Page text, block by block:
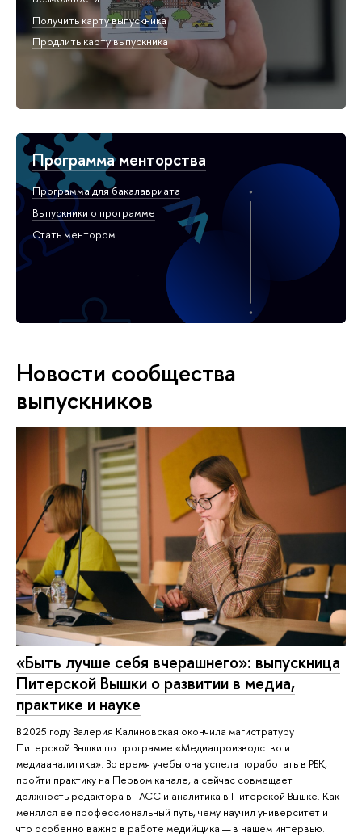
Получить карту выпускника
Продлить карту выпускника
Программа менторства
Программа для бакалавриата
Выпускники о программе
Стать ментором
Новости сообщества
выпускников
«Быть лучше себя вчерашнего»: выпускница
Питерской Вышки о развитии в медиа,
практике и науке
В 2025 году Валерия Калиновская окончила магистратуру
Питерской Вышки по программе «Медиапроизводство и
медиааналитика». Во время учебы она успела поработать в РБК,
пройти практику на Первом канале, а сейчас совмещает
должность редактора в ТАСС и аналитика в Питерской Вышке. Как
менялся ее профессиональный путь, чему научил университет и
что особенно важно в работе медийщика — в нашем интервью.